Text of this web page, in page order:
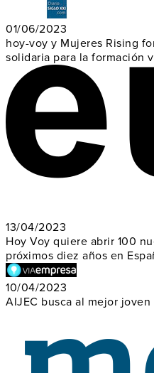
01/06/2023
hoy-voy y Mujeres Rising
solidaria para la formación
13/04/2023
Hoy Voy quiere abrir 100
próximos diez años en
10/04/2023
AIJEC busca al mejor